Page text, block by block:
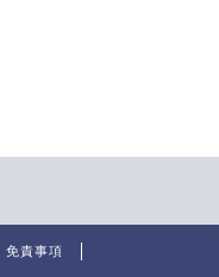
免責事項